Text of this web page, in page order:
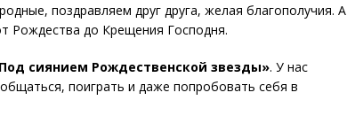
поздравляем друг друга, желая благополучия. А
Рождества до Крещения Господня.
сиянием Рождественской звезды». У нас
поиграть и даже попробовать себя в